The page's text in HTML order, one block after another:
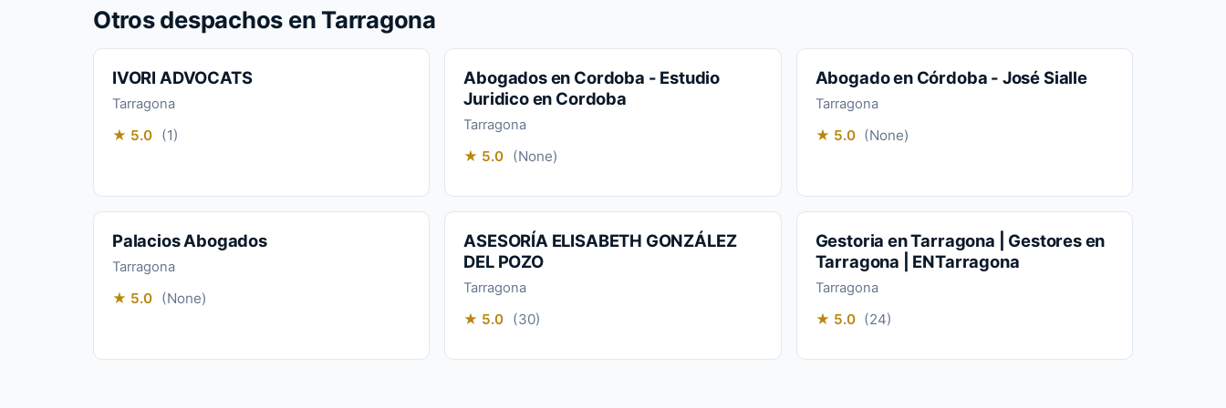
Otros despachos en Tarragona
IVORI ADVOCATS
Tarragona
★ 5.0 (1)
Abogados en Cordoba - Estudio
Juridico en Cordoba
Tarragona
★ 5.0 (None)
Abogado en Córdoba - José Sialle
Tarragona
★ 5.0 (None)
Palacios Abogados
Tarragona
★ 5.0 (None)
ASESORÍA ELISABETH GONZÁLEZ
DEL POZO
Tarragona
★ 5.0 (30)
Gestoria en Tarragona | Gestores en
Tarragona | ENTarragona
Tarragona
★ 5.0 (24)